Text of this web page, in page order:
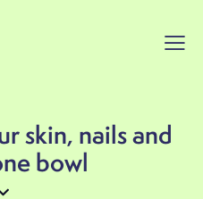
skin, nails and
bowl